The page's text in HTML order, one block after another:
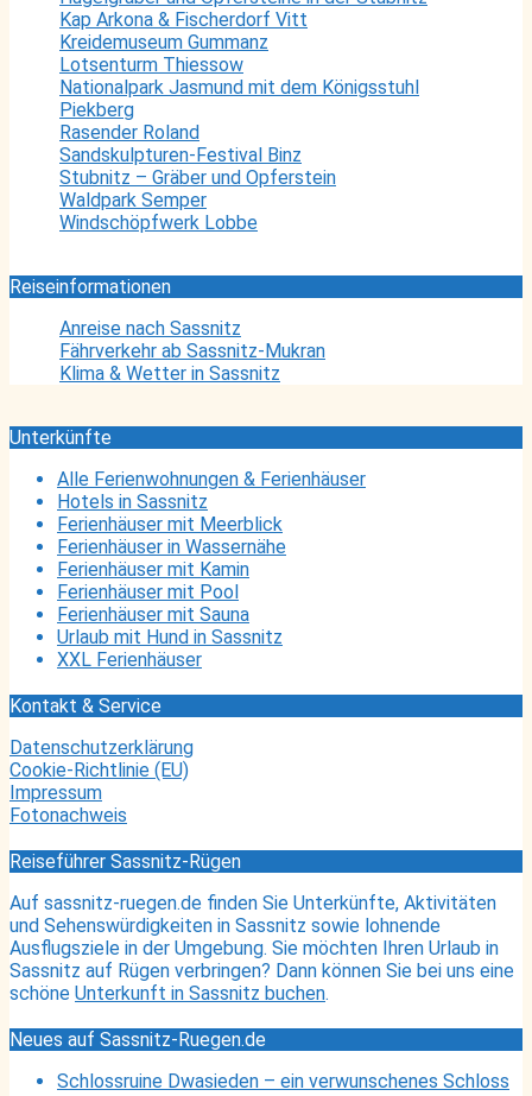
Kap Arkona & Fischerdorf Vitt
Kreidemuseum Gummanz
Lotsenturm Thiessow
Nationalpark Jasmund mit dem Königsstuhl
Piekberg
Rasender Roland
Sandskulpturen-Festival Binz
Stubnitz – Gräber und Opferstein
Waldpark Semper
Windschöpfwerk Lobbe
Reiseinformationen
Anreise nach Sassnitz
Fährverkehr ab Sassnitz-Mukran
Klima & Wetter in Sassnitz
Unterkünfte
Alle Ferienwohnungen & Ferienhäuser
Hotels in Sassnitz
Ferienhäuser mit Meerblick
Ferienhäuser in Wassernähe
Ferienhäuser mit Kamin
Ferienhäuser mit Pool
Ferienhäuser mit Sauna
Urlaub mit Hund in Sassnitz
XXL Ferienhäuser
Kontakt & Service
Datenschutzerklärung
Cookie-Richtlinie (EU)
Impressum
Fotonachweis
Reiseführer Sassnitz-Rügen
Auf sassnitz-ruegen.de finden Sie Unterkünfte, Aktivitäten
und Sehenswürdigkeiten in Sassnitz sowie lohnende
Ausflugsziele in der Umgebung. Sie möchten Ihren Urlaub in
Sassnitz auf Rügen verbringen? Dann können Sie bei uns eine
schöne Unterkunft in Sassnitz buchen.
Neues auf Sassnitz-Ruegen.de
Schlossruine Dwasieden – ein verwunschenes Schloss